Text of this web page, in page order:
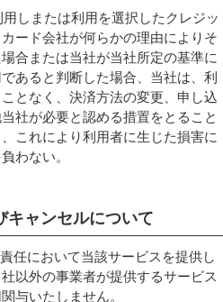
しまたは利用を選択したクレジッ
ード会社が何らかの理由によりそ
合または当社が当社所定の基準に
あると判断した場合、当社は、利
となく、決済方法の変更、申し込
社が必要と認める措置をとること
これにより利用者に生じた損害に
わない。
キャンセルについて
任において当該サービスを提供し
以外の事業者が提供するサービス
与いたしません。